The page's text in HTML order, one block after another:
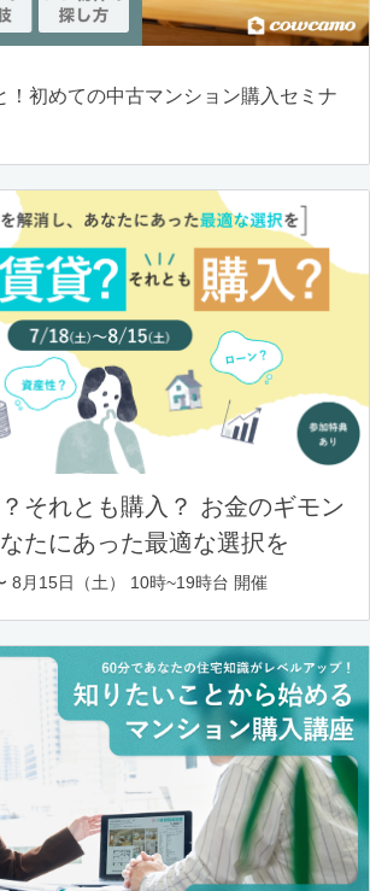
！初めての中古マンション購入セミナ
それとも購入？ お金のギモン
たにあった最適な選択を
8月15日（土） 10時~19時台 開催